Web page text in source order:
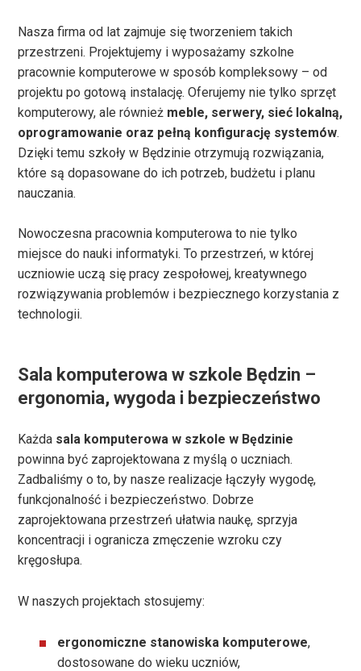
Nasza firma od lat zajmuje się tworzeniem takich
przestrzeni. Projektujemy i wyposażamy szkolne
pracownie komputerowe w sposób kompleksowy – od
projektu po gotową instalację. Oferujemy nie tylko sprzęt
komputerowy, ale również meble, serwery, sieć lokalną,
oprogramowanie oraz pełną konfigurację systemów.
Dzięki temu szkoły w Będzinie otrzymują rozwiązania,
które są dopasowane do ich potrzeb, budżetu i planu
nauczania.
Nowoczesna pracownia komputerowa to nie tylko
miejsce do nauki informatyki. To przestrzeń, w której
uczniowie uczą się pracy zespołowej, kreatywnego
rozwiązywania problemów i bezpiecznego korzystania z
technologii.
Sala komputerowa w szkole Będzin –
ergonomia, wygoda i bezpieczeństwo
Każda sala komputerowa w szkole w Będzinie
powinna być zaprojektowana z myślą o uczniach.
Zadbaliśmy o to, by nasze realizacje łączyły wygodę,
funkcjonalność i bezpieczeństwo. Dobrze
zaprojektowana przestrzeń ułatwia naukę, sprzyja
koncentracji i ogranicza zmęczenie wzroku czy
kręgosłupa.
W naszych projektach stosujemy:
ergonomiczne stanowiska komputerowe,
dostosowane do wieku uczniów,